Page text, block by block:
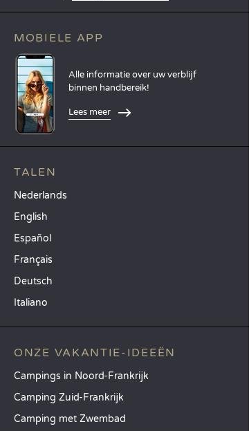
MOBIELE APP
Alle informatie over uw verblijf
binnen handbereik!
Lees meer
TALEN
Nederlands
English
Español
Français
Deutsch
Italiano
ONZE VAKANTIE-IDEEËN
Campings in Noord-Frankrijk
Camping Zuid-Frankrijk
Camping met Zwembad